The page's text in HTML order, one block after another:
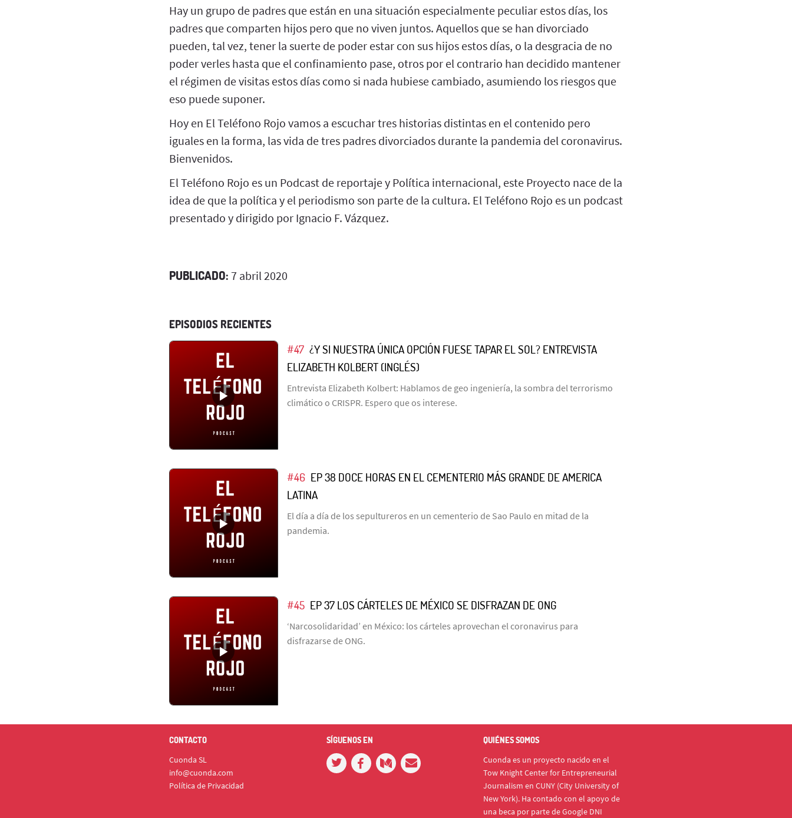
Hay un grupo de padres que están en una situación especialmente peculiar estos días, los
padres que comparten hijos pero que no viven juntos. Aquellos que se han divorciado
pueden, tal vez, tener la suerte de poder estar con sus hijos estos días, o la desgracia de no
poder verles hasta que el confinamiento pase, otros por el contrario han decidido mantener
el régimen de visitas estos días como si nada hubiese cambiado, asumiendo los riesgos que
eso puede suponer.
Hoy en El Teléfono Rojo vamos a escuchar tres historias distintas en el contenido pero
iguales en la forma, las vida de tres padres divorciados durante la pandemia del coronavirus.
Bienvenidos.
El Teléfono Rojo es un Podcast de reportaje y Política internacional, este Proyecto nace de la
idea de que la política y el periodismo son parte de la cultura. El Teléfono Rojo es un podcast
presentado y dirigido por Ignacio F. Vázquez.
PUBLICADO: 7 abril 2020
EPISODIOS RECIENTES
#47 ¿Y SI NUESTRA ÚNICA OPCIÓN FUESE TAPAR EL SOL? ENTREVISTA
ELIZABETH KOLBERT (INGLÉS)
Entrevista Elizabeth Kolbert: Hablamos de geo ingeniería, la sombra del terrorismo
climático o CRISPR. Espero que os interese.
#46 EP 38 DOCE HORAS EN EL CEMENTERIO MÁS GRANDE DE AMERICA
LATINA
El día a día de los sepultureros en un cementerio de Sao Paulo en mitad de la
pandemia.
#45 EP 37 LOS CÁRTELES DE MÉXICO SE DISFRAZAN DE ONG
‘Narcosolidaridad’ en México: los cárteles aprovechan el coronavirus para
disfrazarse de ONG.
CONTACTO
Cuonda SL
info@cuonda.com
Política de Privacidad
SÍGUENOS EN QUIÉNES SOMOS
Cuonda es un proyecto nacido en el
Tow Knight Center for Entrepreneurial
Journalism en CUNY (City University of
New York). Ha contado con el apoyo de
una beca por parte de Google DNI